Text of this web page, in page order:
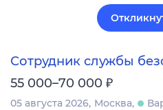
Сотрудник службы
55 000–70 000 ₽
05 августа 2026 Москва